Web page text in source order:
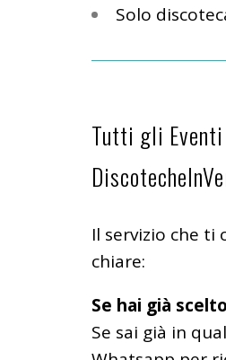
Solo
Tutti gli Eventi
Il servizio che
chiare:
Se hai già
Se sai già in